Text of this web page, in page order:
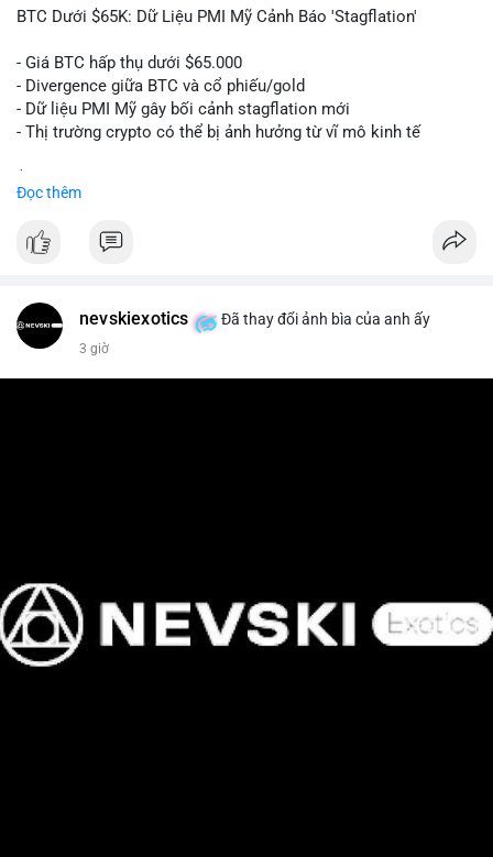
📰 Nguồn: Cointelegraph
BTC Dưới $65K: Dữ Liệu PMI Mỹ Cảnh Báo 'Stagflation'
- Giá BTC hấp thụ dưới $65.000
- Divergence giữa BTC và cổ phiếu/gold
- Dữ liệu PMI Mỹ gây bối cảnh stagflation mới
- Thị trường crypto có thể bị ảnh hưởng từ vĩ mô kinh tế
Đọc thêm
nevskiexotics Đã thay đổi ảnh bìa của anh ấy
3 giờ